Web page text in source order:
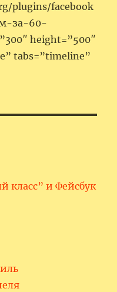
plugins/facebook
за-60-
height=”500″
tabs=”timeline”
класс” и Фейсбук